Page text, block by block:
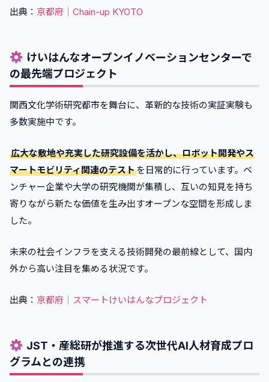
出典： 京都府｜Chain-up KYOTO
けいはんなオープンイノベーションセンターで
の最先端プロジェクト
関西文化学術研究都市を舞台に、革新的な技術の実証実験も
多数実施中です。
広大な敷地や充実した研究設備を活かし、ロボット開発やス
マートモビリティ関連のテストを日常的に行っています。ベ
ンチャー企業や大学の研究機関が集積し、互いの知見を持ち
寄りながら新たな価値を生み出すオープンな空間を形成しま
した。
未来の社会インフラを支える技術開発の最前線として、国内
外から高い注目を集める状況です。
出典： 京都府｜スマートけいはんなプロジェクト
JST・産総研が推進する次世代AI人材育成プロ
グラムとの連携